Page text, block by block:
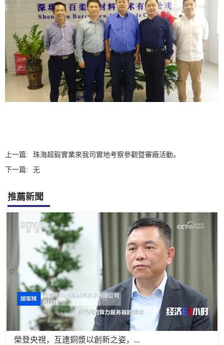
上一篇:
珠海超毅實業來我司實地考察參觀暨審廠活動。
下一篇:
无
推薦新聞
榮登央視，互連銅漿以創新之姿，...